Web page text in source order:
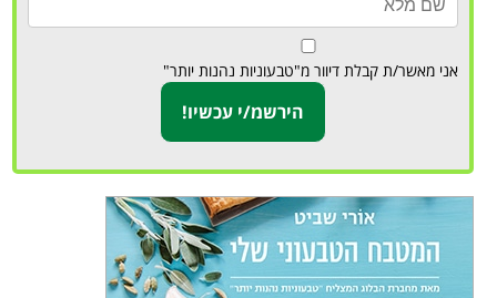
אני מאשר/ת קבלת דיוור מ"טבעוניות נהנות יותר"